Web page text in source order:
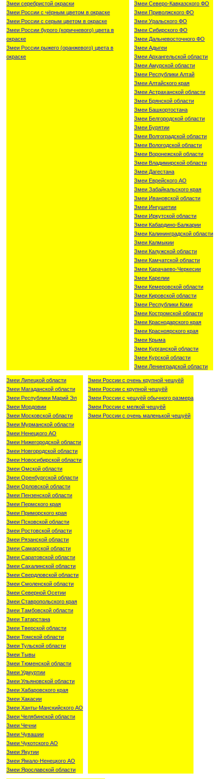
Змеи серебристой окраски
Змеи России с чёрным цветом в окраске
Змеи России с серым цветом в окраске
Змеи России бурого (коричневого) цвета в
окраске
Змеи России рыжего (оранжевого) цвета в
окраске
Змеи Северо-Кавказского ФО
Змеи Приволжского ФО
Змеи Уральского ФО
Змеи Сибирского ФО
Змеи Дальневосточного ФО
Змеи Адыгеи
Змеи Архангельской области
Змеи Амурской области
Змеи Республики Алтай
Змеи Алтайского края
Змеи Астраханской области
Змеи Брянской области
Змеи Башкортостана
Змеи Белгородской области
Змеи Бурятии
Змеи Волгоградской области
Змеи Вологодской области
Змеи Воронежской области
Змеи Владимирской области
Змеи Дагестана
Змеи Еврейского АО
Змеи Забайкальского края
Змеи Ивановской области
Змеи Ингушетии
Змеи Иркутской области
Змеи Кабардино-Балкарии
Змеи Калининградской области
Змеи Калмыкии
Змеи Калужской области
Змеи Камчатской области
Змеи Карачаево-Черкесии
Змеи Карелии
Змеи Кемеровской области
Змеи Кировской области
Змеи Республики Коми
Змеи Костромской области
Змеи Краснодарского края
Змеи Красноярского края
Змеи Крыма
Змеи Курганской области
Змеи Курской области
Змеи Ленинградской области
Змеи Липецкой области
Змеи Магаданской области
Змеи Республики Марий Эл
Змеи Мордовии
Змеи Московской области
Змеи Мурманской области
Змеи Ненецкого АО
Змеи Нижегородской области
Змеи Новгородской области
Змеи Новосибирской области
Змеи Омской области
Змеи Оренбургской области
Змеи Орловской области
Змеи Пензенской области
Змеи Пермского края
Змеи Приморского края
Змеи Псковской области
Змеи Ростовской области
Змеи Рязанской области
Змеи Самарской области
Змеи Саратовской области
Змеи Сахалинской области
Змеи Свердловской области
Змеи Смоленской области
Змеи Северной Осетии
Змеи Ставропольского края
Змеи Тамбовской области
Змеи Татарстана
Змеи Тверской области
Змеи Томской области
Змеи Тульской области
Змеи Тывы
Змеи Тюменской области
Змеи Удмуртии
Змеи Ульяновской области
Змеи Хабаровского края
Змеи Хакасии
Змеи Ханты-Манскийского АО
Змеи Челябинской области
Змеи Чечни
Змеи Чувашии
Змеи Чукотского АО
Змеи Якутии
Змеи Ямало-Ненецкого АО
Змеи Ярославской области
Змеи России с очень крупной чешуёй
Змеи России с крупной чешуёй
Змеи России с чешуёй обычного размера
Змеи России с мелкой чешуёй
Змеи России с очень маленькой чешуёй